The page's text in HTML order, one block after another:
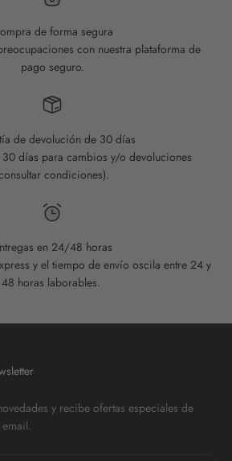
de forma segura
con nuestra plataforma de
pago seguro.
de devolución de 30 días
30 días para cambios y/o devoluciones
condiciones).
en 24/48 horas
y el tiempo de envío oscila entre 24 y
48 horas laborables.
y recibe ofertas especiales de